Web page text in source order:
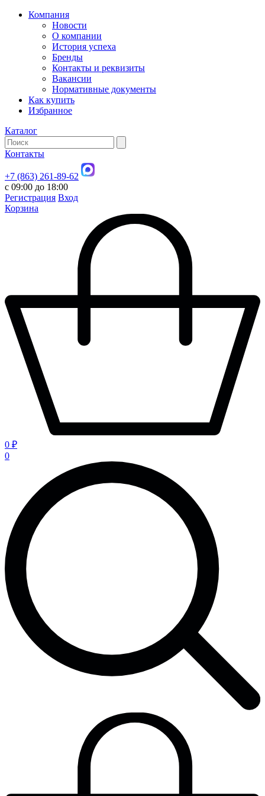
Компания
Новости
О компании
История успеха
Бренды
Контакты и реквизиты
Вакансии
Нормативные документы
Как купить
Избранное
Каталог
Контакты
+7 (863) 261-89-62
с 09:00 до 18:00
Регистрация Вход
Корзина
0 ₽
0